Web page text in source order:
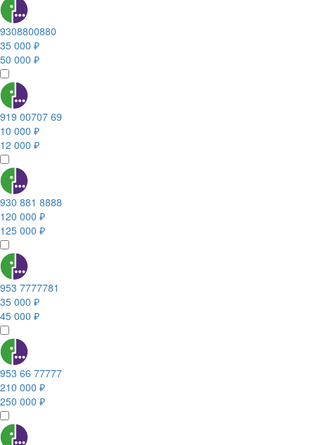
9308800880
35 000 ₽
50 000 ₽
919 00707 69
10 000 ₽
12 000 ₽
930 881 8888
120 000 ₽
125 000 ₽
953 7777781
35 000 ₽
45 000 ₽
953 66 77777
210 000 ₽
250 000 ₽